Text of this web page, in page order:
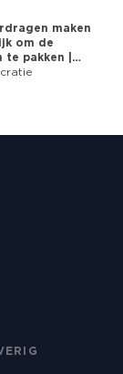
maken
om de
pakken |